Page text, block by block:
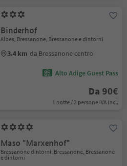
Binderhof
Albes, Bressanone, Bressanone e dintorni
3.4 km da Bressanone centro
Alto Adige Guest Pass
Da 90€
1 notte / 2 persone IVA incl.
Maso "Marxenhof"
Bressanone dintorni, Bressanone, Bressanone
e dintorni